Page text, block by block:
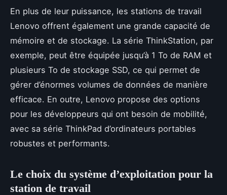
En plus de leur puissance, les stations de travail
Lenovo offrent également une grande capacité de
mémoire et de stockage. La série ThinkStation, par
exemple, peut être équipée jusqu’à 1 To de RAM et
plusieurs To de stockage SSD, ce qui permet de
gérer d’énormes volumes de données de manière
efficace. En outre, Lenovo propose des options
pour les développeurs qui ont besoin de mobilité,
avec sa série ThinkPad d’ordinateurs portables
robustes et performants.
Le choix du système d’exploitation pour la
station de travail